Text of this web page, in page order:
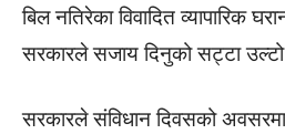
बिल नतिरेका विवादित व्यापारिक
सरकारले सजाय दिनुको सट्टा
सरकारले संविधान दिवसको